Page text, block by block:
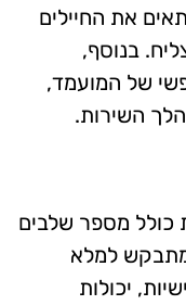
את החיילים
בנוסף,
של המועמד,
השירות.
כולל מספר שלבים
מתבקש למלא
יכולות